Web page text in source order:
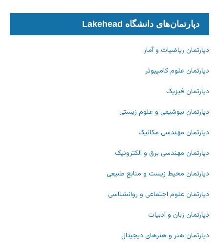
دپارتمان‌های دانشگاه Lakehead
دپارتمان ریاضیات و آمار
دپارتمان علوم کامپیوتر
دپارتمان فیزیک
دپارتمان بیوشیمی و علوم زیستی
دپارتمان مهندسی مکانیک
دپارتمان مهندسی برق و الکترونیک
دپارتمان محیط زیست و منابع طبیعی
دپارتمان علوم اجتماعی و روانشناسی
دپارتمان زبان و ادبیات
دپارتمان هنر و هنرهای دیجیتال